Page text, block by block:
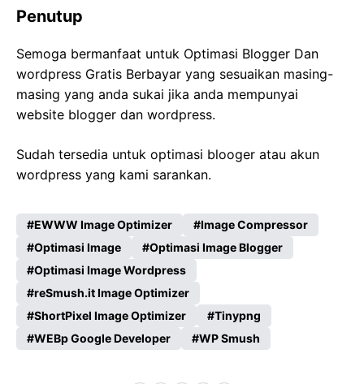
Penutup
Semoga bermanfaat untuk Optimasi Blogger Dan
wordpress Gratis Berbayar yang sesuaikan masing-
masing yang anda sukai jika anda mempunyai
website blogger dan wordpress.
Sudah tersedia untuk optimasi blooger atau akun
wordpress yang kami sarankan.
EWWW Image Optimizer
Image Compressor
Optimasi Image
Optimasi Image Blogger
Optimasi Image Wordpress
reSmush.it Image Optimizer
ShortPixel Image Optimizer
Tinypng
WEBp Google Developer
WP Smush